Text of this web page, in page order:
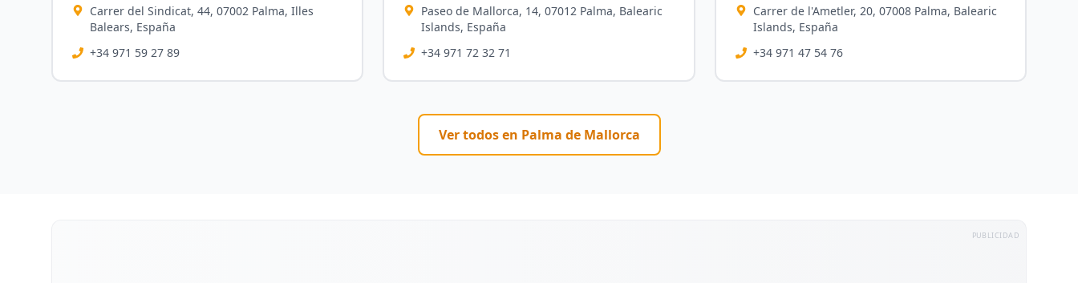
Carrer del Sindicat, 44, 07002 Palma, Illes
Balears, España
+34 971 59 27 89
Paseo de Mallorca, 14, 07012 Palma, Balearic
Islands, España
+34 971 72 32 71
Carrer de l'Ametler, 20, 07008 Palma, Balearic
Islands, España
+34 971 47 54 76
Ver todos en Palma de Mallorca
PUBLICIDAD